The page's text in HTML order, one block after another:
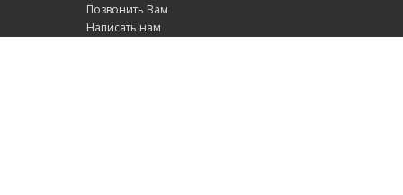
Позвонить Вам
Написать нам